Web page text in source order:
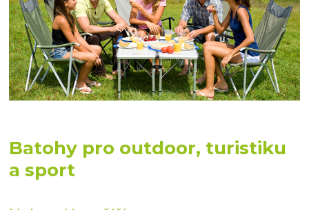
Batohy pro outdoor, turistiku
a sport